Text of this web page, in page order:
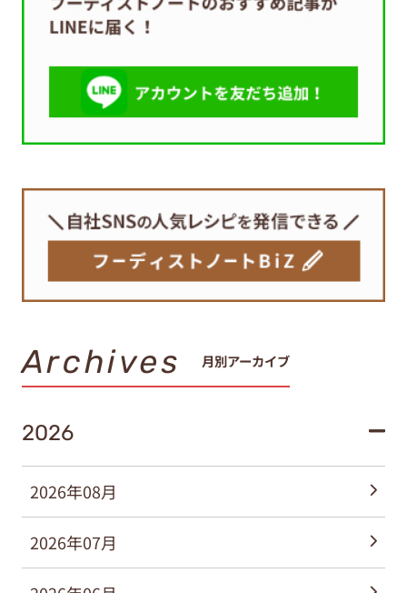
Archives 月別アーカイブ
2026
2026年08月
2026年07月